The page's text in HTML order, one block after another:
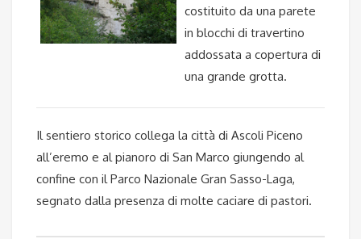
costituito da una parete
in blocchi di travertino
addossata a copertura di
una grande grotta.
Il sentiero storico collega la città di Ascoli Piceno
all’eremo e al pianoro di San Marco giungendo al
confine con il Parco Nazionale Gran Sasso-Laga,
segnato dalla presenza di molte caciare di pastori.